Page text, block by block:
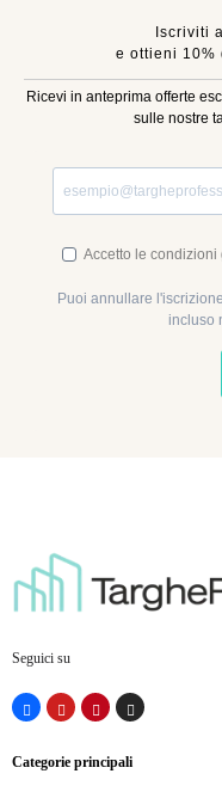
Iscriviti
e ottieni 10%
Ricevi in anteprima offerte
sulle nostre
Accetto le
Puoi annullare
incluso
Seguici su
Categorie principali